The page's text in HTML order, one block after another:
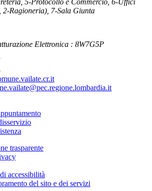
Ragioneria), 7-Sala Giunta
Elettronica : 8W7G5P
trasparente
accessibilità
del sito e dei servizi